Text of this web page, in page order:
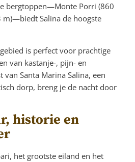
bergtoppen—Monte Porri (860
m)—biedt Salina de hoogste
is perfect voor prachtige
van kastanje-, pijn- en
van Santa Marina Salina, een
dorp, breng je de nacht door
historie en
het grootste eiland en het